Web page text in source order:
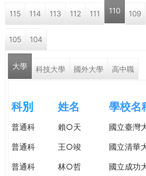
學
格。
a
r
e
e
r
e
115 114 113 112 111 110 109
105 104
大學 科技大學 國外大學 高中職
科別 姓名 學校名
普通科 賴○天
國立臺灣
普通科
王○竣
國立清華
普通科
林○哲
國立成功